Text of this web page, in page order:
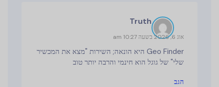
Truth
אוג 6, 2026 בשעה 10:27 am
Geo Finder היא הונאה; השירות "מצא את המכשיר
שלי" של גוגל הוא חינמי והרבה יותר טוב
הגב